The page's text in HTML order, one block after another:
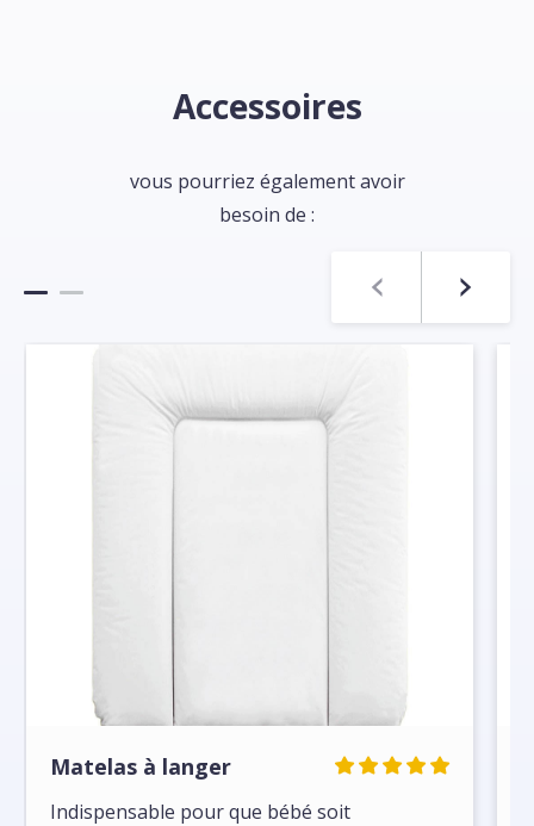
Accessoires
vous pourriez également avoir
besoin de :
Matelas à langer
Indispensable pour que bébé soit